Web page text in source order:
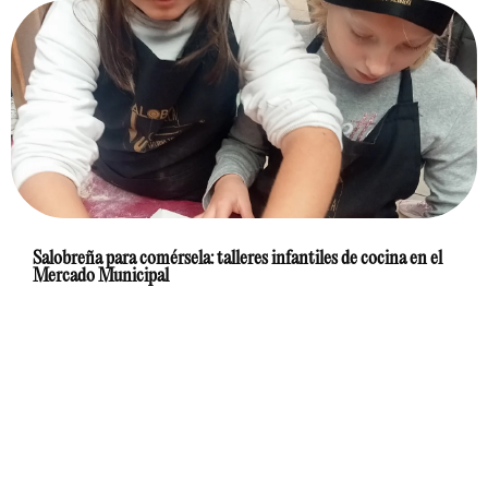
Salobreña para comérsela: talleres infantiles de cocina en el
Mercado Municipal